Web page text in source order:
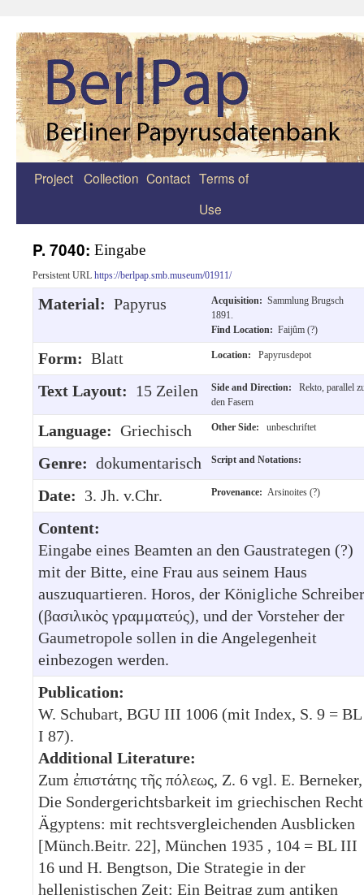
Zum
Project Collection Contact Terms of
Use
P. 7040: Eingabe
Persistent URL https://berlpap.smb.museum/01911/
Material: Papyrus Acquisition: Sammlung Brugsch
1891.
Find Location: Faijûm (?)
Form: Blatt Location: Papyrusdepot
Text Layout: 15 Zeilen Side and Direction:
Rekto, parallel
den Fasern
Language: Griechisch Other Side: unbeschriftet
Genre: dokumentarisch Script and Notations:
Date: 3. Jh. v.Chr. Provenance: Arsinoites (?)
Content:
Eingabe eines Beamten an den Gaustrategen (?)
mit der Bitte, eine Frau aus seinem Haus
auszuquartieren. Horos, der Königliche Schreiber
(βασιλικὸς γραμματεύς), und der Vorsteher der
Gaumetropole sollen in die Angelegenheit
einbezogen werden.
Publication:
W. Schubart, BGU III 1006 (mit Index, S. 9 = BL
I 87).
Additional Literature:
Zum ἐπιστάτης τῆς πόλεως, Z. 6 vgl. E. Berneker,
Die Sondergerichtsbarkeit im griechischen Recht
Ägyptens: mit rechtsvergleichenden Ausblicken
[Münch.Beitr. 22], München 1935 , 104 = BL III
16 und H. Bengtson, Die Strategie in der
hellenistischen Zeit: Ein Beitrag zum antiken